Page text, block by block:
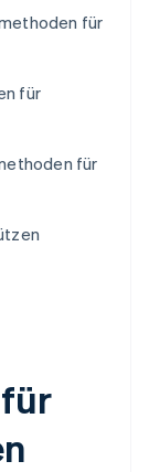
für
für
für